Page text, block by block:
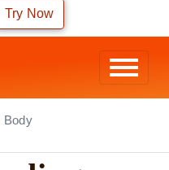
Try Now
Body